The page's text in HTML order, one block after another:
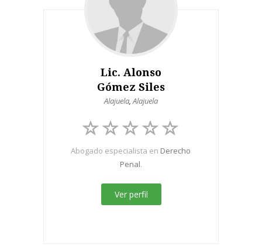
Lic. Alonso
Gómez Siles
Alajuela,Alajuela
Abogado especialista en Derecho
Penal.
Ver perfil